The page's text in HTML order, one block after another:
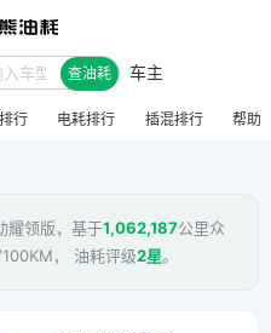
查油耗 车主
行 电耗排行 插混排行 帮助
耀领版，基于1,062,187公里众
， 油耗评级2星。